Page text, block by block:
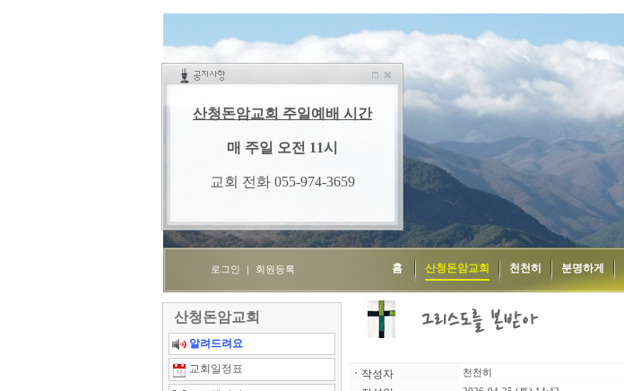
로그인 회원등록 홈 산청돈암교회 천천히 분명하게
산청돈암교회
알려드려요
교회일정표 ㆍ 작성자 천천히